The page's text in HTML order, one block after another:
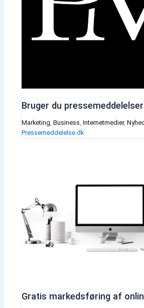
Bruger du
Marketing Business Internetmedier,
Pressemeddelelse.dk
Gratis markedsføring af